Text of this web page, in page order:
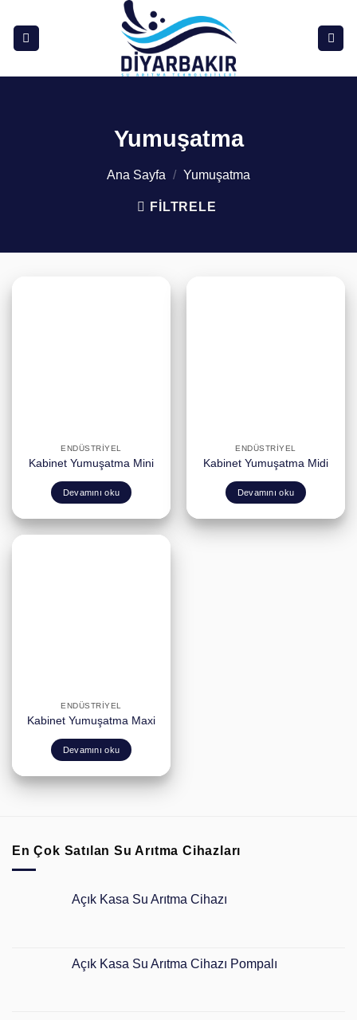
atla
Yumuşatma
Ana Sayfa / Yumuşatma
FILTRELE
ENDÜSTRIYEL
Kabinet Yumuşatma Mini
Devamını oku
ENDÜSTRIYEL
Kabinet Yumuşatma Midi
Devamını oku
ENDÜSTRIYEL
Kabinet Yumuşatma Maxi
Devamını oku
En Çok Satılan Su Arıtma Cihazları
Açık Kasa Su Arıtma Cihazı
Açık Kasa Su Arıtma Cihazı Pompalı